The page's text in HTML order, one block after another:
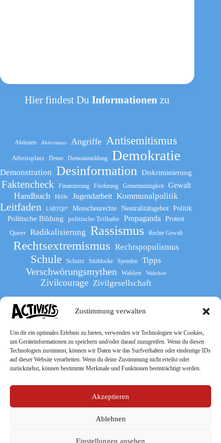
Zustimmung verwalten
Um dir ein optimales Erlebnis zu bieten, verwenden wir Technologien wie Cookies,
um Geräteinformationen zu speichern und/oder darauf zuzugreifen. Wenn du diesen
Technologien zustimmst, können wir Daten wie das Surfverhalten oder eindeutige IDs
auf dieser Website verarbeiten. Wenn du deine Zustimmung nicht erteilst oder
zurückziehst, können bestimmte Merkmale und Funktionen beeinträchtigt werden.
Akzeptieren
Ablehnen
Einstellungen ansehen
Hier findest DuInformationenzu
Aktionen Aktivismus Angriffe Antisemitismus
Arbeitsplatz Demo Demoanmeldung Demokratie
Demonstration Desinformation Diskriminierung
Faktencheck Finanzierung Förderung Gemeinnützigkeit Gewalt
Handbuch Hilfe Jugendarbeit Kommunalpolitik
Leitfaden LSBTQI* Menschenrechte Neutralitätsgebot Politik
Politische Bildung politische Teilhabe Propaganda
Protest
Queer
Radikalisierung Rassismus Rechte Gewalt
Rechtsextremismus Rechtspopulismus
Schule Schutz Sitzblocke Spenden Tipps
Verschwörungsmythen Wahlen Wahrheit
Zivilcourage Zivilgesellschaft
Werde Teil des The Activists Guide